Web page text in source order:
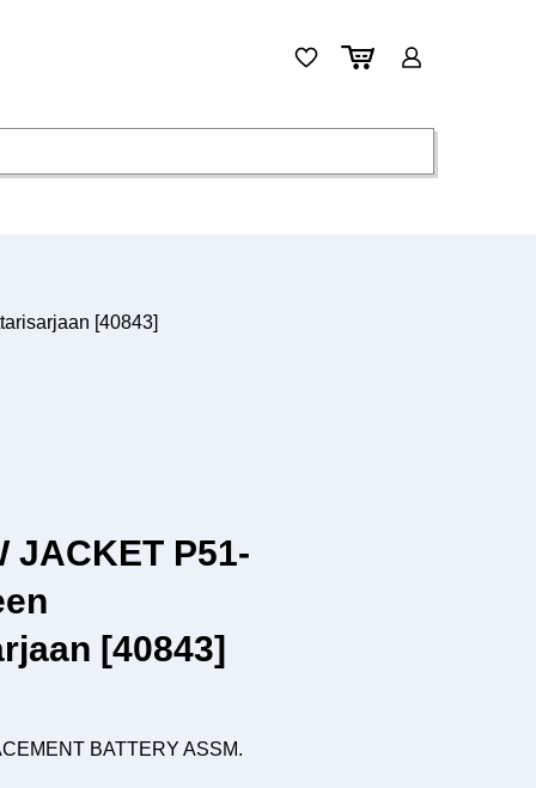
[40843]
JACKET P51-
[40843]
BATTERY ASSM.